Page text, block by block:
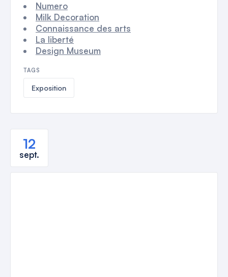
Numero
Milk Decoration
Connaissance des arts
La liberté
Design Museum
TAGS
Exposition
12
sept.